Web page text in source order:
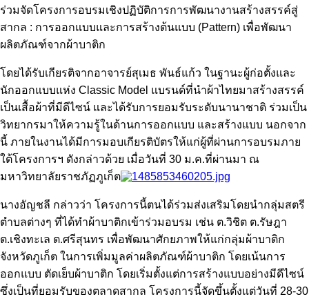
ร่วมจัดโครงการอบรมเชิงปฏิบัติการการพัฒนางานสร้างสรรค์สู่
สากล : การออกแบบและการสร้างต้นแบบ (Pattern) เพื่อพัฒนา
ผลิตภัณฑ์จากผ้าบาติก
โดยได้รับเกียรติจากอาจารย์สุเมธ พันธ์แก้ว ในฐานะผู้ก่อตั้งและ
นักออกแบบแห่ง Classic Model แบรนด์ที่นำผ้าไทยมาสร้างสรรค์
เป็นเสื้อผ้าที่มีดีไซน์ และได้รับการยอมรับระดับนานาชาติ ร่วมเป็น
วิทยากรมาให้ความรู้ในด้านการออกแบบ และสร้างแบบ นอกจาก
นี้ ภายในงานได้มีการมอบเกียรติบัตรให้แก่ผู้ที่ผ่านการอบรมภาย
ใต้โครงการฯ ดังกล่าวด้วย เมื่อวันที่ 30 ม.ค.ที่ผ่านมา ณ
มหาวิทยาลัยราชภัฏภูเก็ต
นางอัญชลี กล่าวว่า โครงการนี้ตนได้ร่วมส่งเสริมโดยนำกลุ่มสตรี
ตำบลต่างๆ ที่ได้ทำผ้าบาติกเข้าร่วมอบรม เช่น ต.วิชิต ต.รัษฎา
ต.เชิงทะเล ต.ศรีสุนทร เพื่อพัฒนาศักยภาพให้แก่กลุ่มผ้าบาติก
จังหวัดภูเก็ต ในการเพิ่มมูลค่าผลิตภัณฑ์ผ้าบาติก โดยเน้นการ
ออกแบบ ตัดเย็บผ้าบาติก โดยเริ่มตั้งแต่การสร้างแบบอย่างมีดีไซน์
ซึ่งเป็นที่ยอมรับของตลาดสากล โครงการนี้จัดขึ้นตั้งแต่วันที่ 28-30